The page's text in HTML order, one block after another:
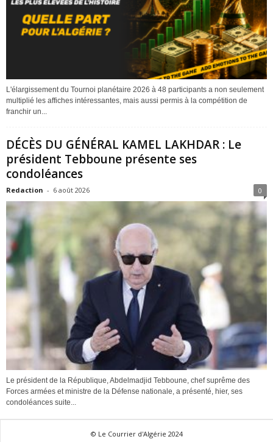
L'élargissement du Tournoi planétaire 2026 à 48 participants a non seulement
multiplié les affiches intéressantes, mais aussi permis à la compétition de
franchir un...
DÉCÈS DU GÉNÉRAL KAMEL LAKHDAR : Le
président Tebboune présente ses
condoléances
Redaction - 6 août 2026 0
Le président de la République, Abdelmadjid Tebboune, chef suprême des
Forces armées et ministre de la Défense nationale, a présenté, hier, ses
condoléances suite...
© Le Courrier d'Algérie 2024